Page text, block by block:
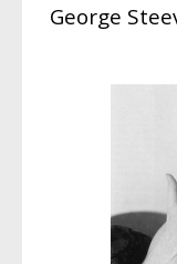
George